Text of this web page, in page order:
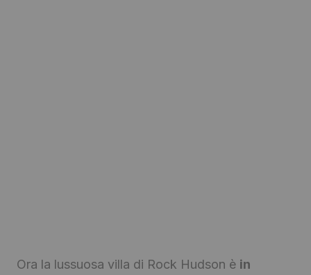
Ora la lussuosa villa di Rock Hudson è in